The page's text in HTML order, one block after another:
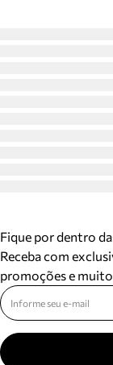
Fique por dentro
Receba com
promoções e